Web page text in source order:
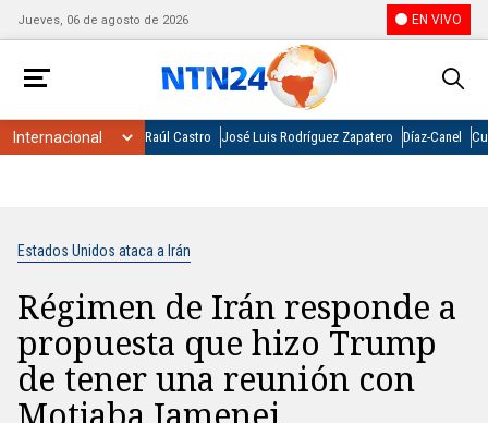
Jueves, 06 de agosto de 2026 EN VIVO
Raúl Castro José Luis Rodríguez Zapatero Díaz-Canel
Estados Unidos ataca a Irán
Régimen de Irán responde a
propuesta que hizo Trump
de tener una reunión con